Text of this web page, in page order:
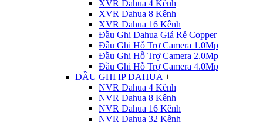
XVR Dahua 4 Kênh
XVR Dahua 8 Kênh
XVR Dahua 16 Kênh
Đầu Ghi Dahua Giá Rẻ Copper
Đầu Ghi Hỗ Trợ Camera 1.0Mp
Đầu Ghi Hỗ Trợ Camera 2.0Mp
Đầu Ghi Hỗ Trợ Camera 4.0Mp
ĐẦU GHI IP DAHUA +
NVR Dahua 4 Kênh
NVR Dahua 8 Kênh
NVR Dahua 16 Kênh
NVR Dahua 32 Kênh